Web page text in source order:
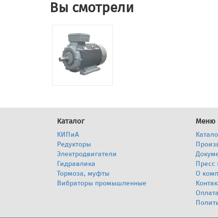
Вы смотрели
Каталог
КИПиА
Редукторы
Электродвигатели
Гидравлика
Тормоза, муфты
Вибраторы промышленные
Меню
Пресс
О